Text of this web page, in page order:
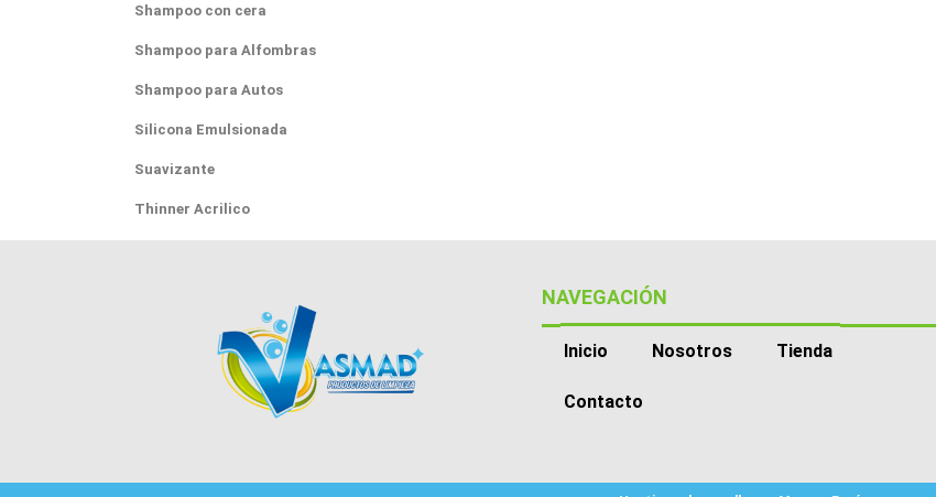
Shampoo con cera
Shampoo para Alfombras
Shampoo para Autos
Silicona Emulsionada
Suavizante
Thinner Acrilico
NAVEGACIÓN
Inicio Nosotros Tienda
Contacto